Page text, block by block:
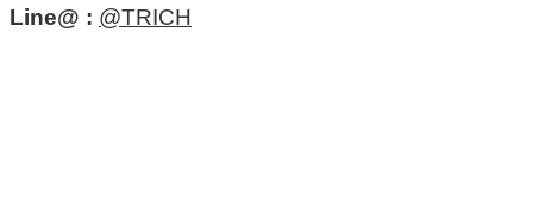
Line@ : @TRICH